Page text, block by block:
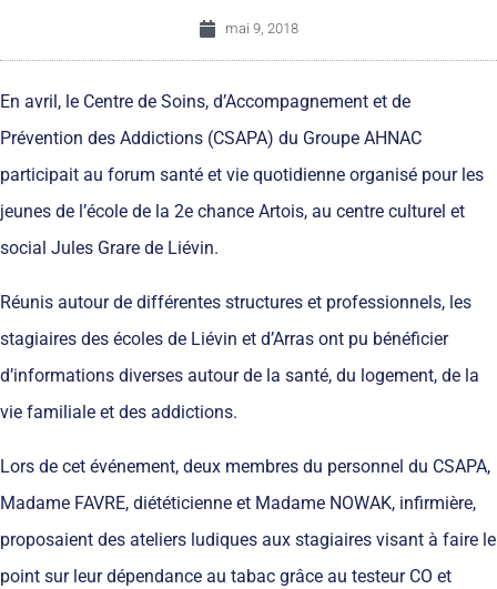
mai 9, 2018
En avril, le Centre de Soins, d’Accompagnement et de
Prévention des Addictions (CSAPA) du Groupe AHNAC
participait au forum santé et vie quotidienne organisé pour les
jeunes de l’école de la 2e chance Artois, au centre culturel et
social Jules Grare de Liévin.
Réunis autour de différentes structures et professionnels, les
stagiaires des écoles de Liévin et d’Arras ont pu bénéficier
d’informations diverses autour de la santé, du logement, de la
vie familiale et des addictions.
Lors de cet événement, deux membres du personnel du CSAPA,
Madame FAVRE, diététicienne et Madame NOWAK, infirmière,
proposaient des ateliers ludiques aux stagiaires visant à faire le
point sur leur dépendance au tabac grâce au testeur CO et